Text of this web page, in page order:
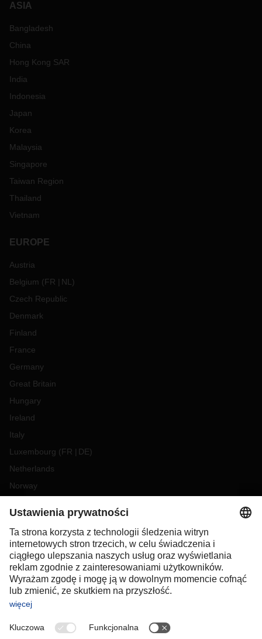
ASIA
Bangladesh
China
Hong Kong SAR
India
Indonesia
Japan
Korea
Malaysia
Singapore
Taiwan Region
Thailand
Vietnam
EUROPE
Austria
Belgium (FR NL )
Czech Republic
Denmark
Finland
France
Germany
Great Britain
Hungary
Ireland
Italy
Luxembourg (FR DE)
Netherlands
Norway
Romania
Slovakia
Spain
Sweden
Switzerland